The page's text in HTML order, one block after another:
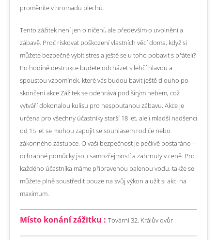
proměníte v hromadu plechů.
Tento zážitek není jen o ničení, ale především o uvolnění a
zábavě. Proč riskovat poškození vlastních věcí doma, když si
můžete bezpečně vybít stres a ještě se u toho pobavit s přáteli?
Po hodině destrukce budete odcházet s lehčí hlavou a
spoustou vzpomínek, které vás budou bavit ještě dlouho po
skončení akce.Zážitek se odehrává pod širým nebem, což
vytváří dokonalou kulisu pro nespoutanou zábavu. Akce je
určena pro všechny účastníky starší 18 let, ale i mladší nadšenci
od 15 let se mohou zapojit se souhlasem rodiče nebo
zákonného zástupce. O vaši bezpečnost je pečlivě postaráno –
ochranné pomůcky jsou samozřejmostí a zahrnuty v ceně. Pro
každého účastníka máme připravenou balenou vodu, takže se
můžete plně soustředit pouze na svůj výkon a užít si akci na
maximum.
Místo konání zážitku : Tovární 32, Králův dvůr